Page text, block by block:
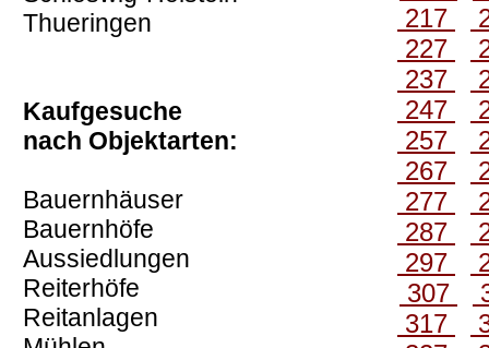
Thueringen
Kaufgesuche
nach Objektarten:
Bauernhäuser
Bauernhöfe
Aussiedlungen
Reiterhöfe
Reitanlagen
217
227
237
247
257
267
277
287
297
307
317